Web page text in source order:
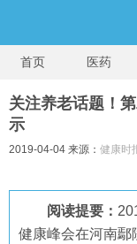
首页 医药
关注养老话题！
示
2019-04-04 来源： 健康时
阅读提要：
健康峰会在河南鄢